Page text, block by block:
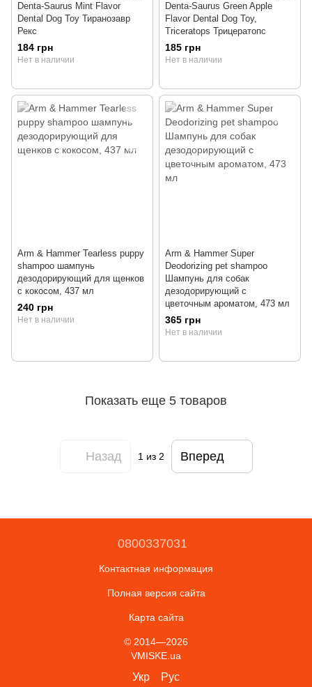
Denta-Saurus Mint Flavor
Dental Dog Toy Тиранозавр
Рекс
184 грн
Нет в наличии
Denta-Saurus Green Apple
Flavor Dental Dog Toy,
Triceratops Трицератопс
185 грн
Нет в наличии
Arm & Hammer Tearless puppy
shampoo шампунь
дезодорирующий для щенков
с кокосом, 437 мл
240 грн
Нет в наличии
Arm & Hammer Super
Deodorizing pet shampoo
Шампунь для собак
дезодорирующий с
цветочным ароматом, 473 мл
365 грн
Нет в наличии
Показать еще 5 товаров
Назад 1из 2 Вперед
0800337031
Контактная информация
Полная версия сайта
Карта сайта
© 2014—2026
VMISKE.ua
Укр Рус